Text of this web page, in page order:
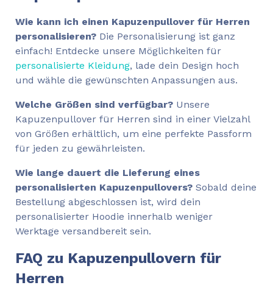
Wie kann ich einen Kapuzenpullover für Herren
personalisieren? Die Personalisierung ist ganz
einfach! Entdecke unsere Möglichkeiten für
personalisierte Kleidung, lade dein Design hoch
und wähle die gewünschten Anpassungen aus.
Welche Größen sind verfügbar? Unsere
Kapuzenpullover für Herren sind in einer Vielzahl
von Größen erhältlich, um eine perfekte Passform
für jeden zu gewährleisten.
Wie lange dauert die Lieferung eines
personalisierten Kapuzenpullovers? Sobald deine
Bestellung abgeschlossen ist, wird dein
personalisierter Hoodie innerhalb weniger
Werktage versandbereit sein.
FAQ zu Kapuzenpullovern für
Herren